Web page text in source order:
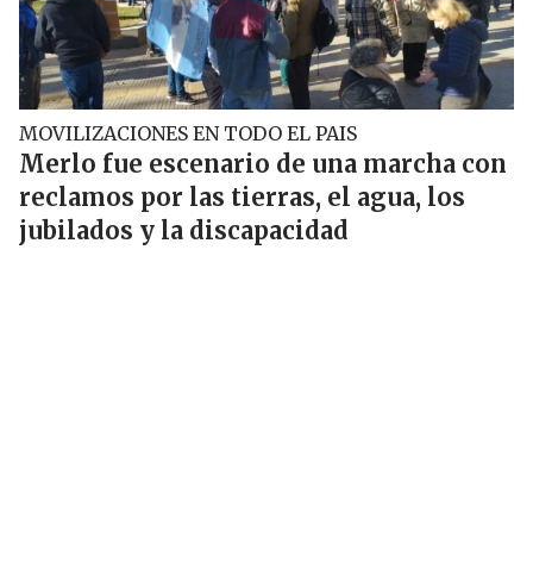
MOVILIZACIONES EN TODO EL PAIS
Merlo fue escenario de una marcha con
reclamos por las tierras, el agua, los
jubilados y la discapacidad